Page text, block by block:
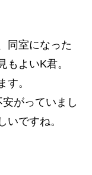
同室になった
もよいK君。
す。
がっていまし
いですね。